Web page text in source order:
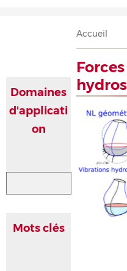
Fil
d'Ariane
Accueil
Domaines
d'applicati
on
Mots clés